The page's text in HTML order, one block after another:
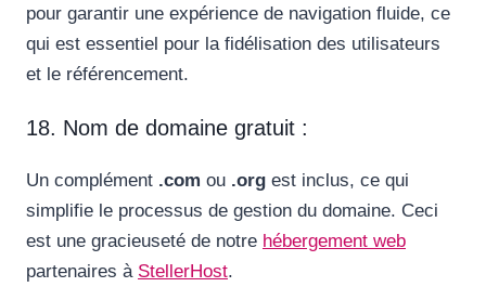
pour garantir une expérience de navigation fluide, ce
qui est essentiel pour la fidélisation des utilisateurs
et le référencement.
18. Nom de domaine gratuit :
Un complément .com ou .org est inclus, ce qui
simplifie le processus de gestion du domaine. Ceci
est une gracieuseté de notre hébergement web
partenaires à StellerHost.